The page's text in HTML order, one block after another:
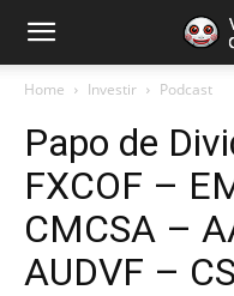
Home Investir Podcast
Papo de
FXCOF –
CMCSA –
AUDVF –